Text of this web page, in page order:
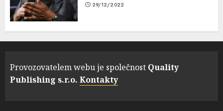
29/12/2022
Provozovatelem webu je společnost Quality
Publishing s.r.o. Kontakty